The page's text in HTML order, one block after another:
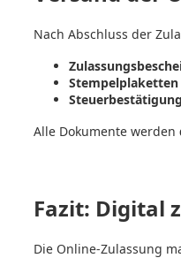
Nach Abschluss der
Stempelplaketten
Alle Dokumente werden
Fazit: Digital
Die Online-Zulassung